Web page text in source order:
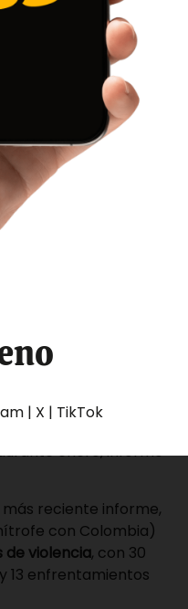
en seis
de
secuestros y 18
enero, informó
más reciente informe,
con Colombia)
de violencia, con 30
13 enfrentamientos
| X | TikTok